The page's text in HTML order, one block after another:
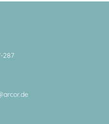
287